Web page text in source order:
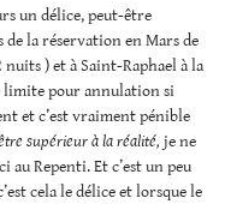
un délice, peut-être
la réservation en Mars de
) et à Saint-Raphael à la
limite pour annulation si
et c’est vraiment pénible
supérieur à la réalité, je ne
au Repenti. Et c’est un peu
cela le délice et lorsque le